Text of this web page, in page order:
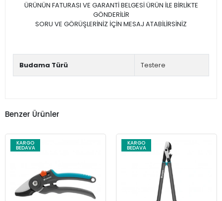
ÜRÜNÜN FATURASI VE GARANTİ BELGESİ ÜRÜN İLE BİRLİKTE
GÖNDERİLİR
SORU VE GÖRÜŞLERİNİZ İÇİN MESAJ ATABİLİRSİNİZ
Budama Türü Testere
Benzer Ürünler
KARGO
BEDAVA
KARGO
BEDAVA